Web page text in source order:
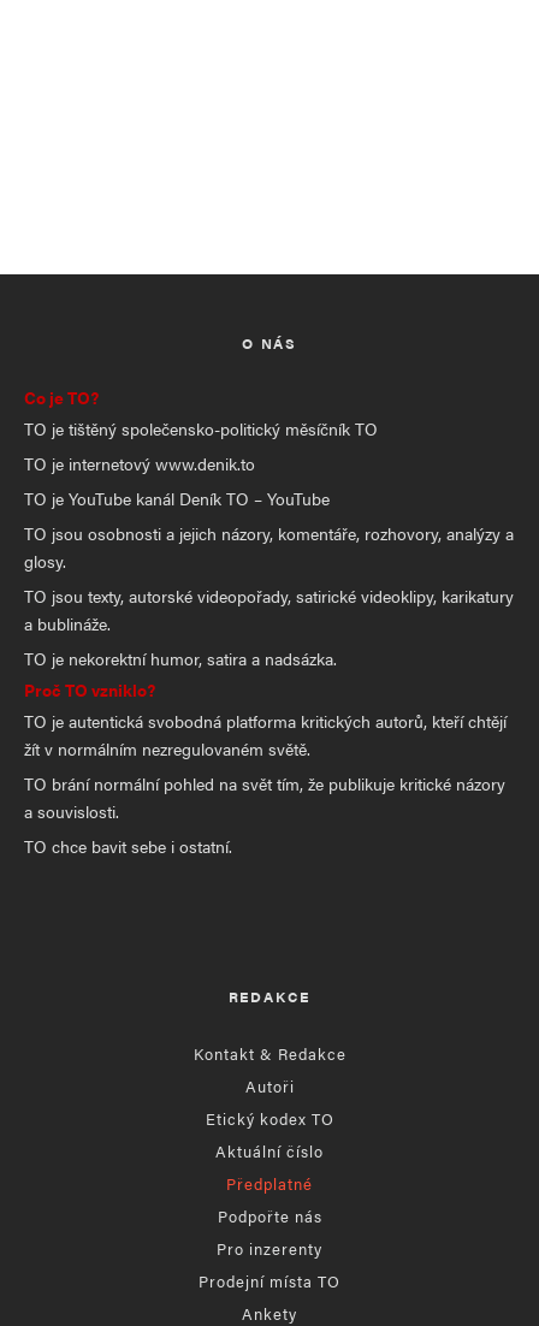
O NÁS
Co je TO?
TO je tištěný společensko-politický měsíčník TO
TO je internetový www.denik.to
TO je YouTube kanál Deník TO – YouTube
TO jsou osobnosti a jejich názory, komentáře, rozhovory, analýzy a
glosy.
TO jsou texty, autorské videopořady, satirické videoklipy, karikatury
a bublináže.
TO je nekorektní humor, satira a nadsázka.
Proč TO vzniklo?
TO je autentická svobodná platforma kritických autorů, kteří chtějí
žít v normálním nezregulovaném světě.
TO brání normální pohled na svět tím, že publikuje kritické názory
a souvislosti.
TO chce bavit sebe i ostatní.
REDAKCE
Kontakt & Redakce
Autoři
Etický kodex TO
Aktuální číslo
Předplatné
Podpořte nás
Pro inzerenty
Prodejní místa TO
Ankety